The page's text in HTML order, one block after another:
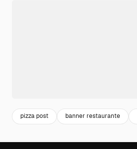
pizza post banner restaurante